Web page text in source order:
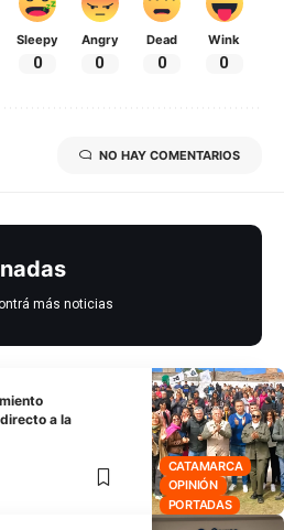
Sleepy
0
Angry
0
Dead
0
Wink
0
NO HAY COMENTARIOS
más noticias
CATAMARCA
OPINIÓN
PORTADAS
a la